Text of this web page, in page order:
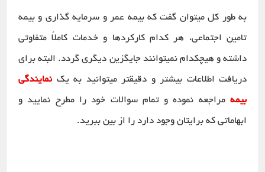
به طور کل میتوان گفت که بیمه عمر و سرمایه ­گذاری و بیمه
تامین اجتماعی، هر کدام کارکردها و خدمات کاملاً متفاوتی
داشته و هیچکدام نمیتوانند جایگزین دیگری گردد. البته برای
دریافت اطلاعات بیشتر و دقیقتر میتوانید به یک نمایندگی
بیمه مراجعه نموده و تمام سوالات خود را مطرح نمایید و
ابهاماتی که برایتان وجود دارد را از بین ببرید.